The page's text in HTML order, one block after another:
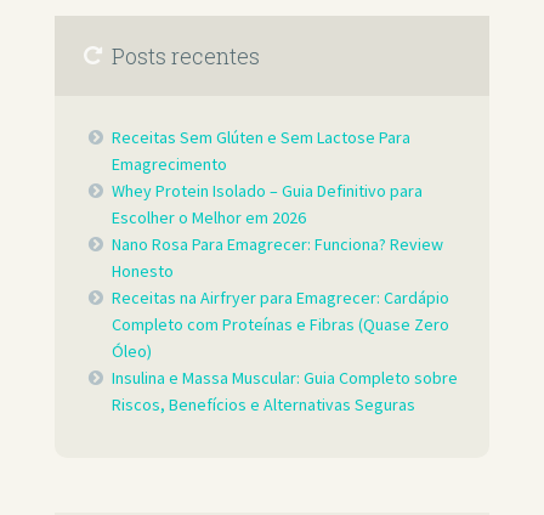
Posts recentes
Receitas Sem Glúten e Sem Lactose Para
Emagrecimento
Whey Protein Isolado – Guia Definitivo para
Escolher o Melhor em 2026
Nano Rosa Para Emagrecer: Funciona? Review
Honesto
Receitas na Airfryer para Emagrecer: Cardápio
Completo com Proteínas e Fibras (Quase Zero
Óleo)
Insulina e Massa Muscular: Guia Completo sobre
Riscos, Benefícios e Alternativas Seguras